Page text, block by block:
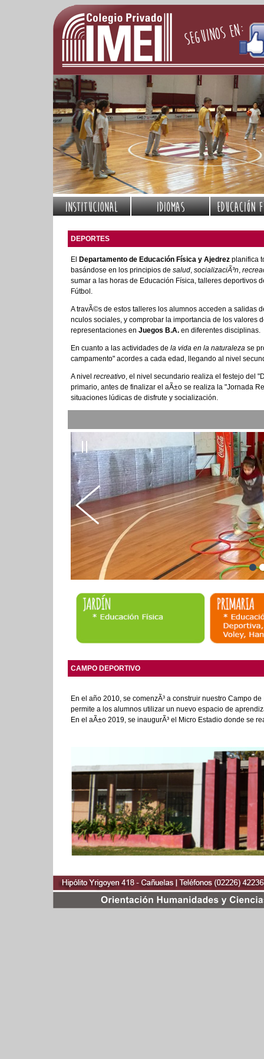
DEPORTES
El Departamento de Educación Física y Ajedrez planifica
basándose en los principios de salud, socializaciÃ³n,
sumar a las horas de Educación Física, talleres deportivos
Fútbol.
A travÃ©s de estos talleres los alumnos acceden a salidas
nculos sociales, y comprobar la importancia de los valores
representaciones en Juegos B.A. en diferentes disciplinas.
En cuanto a las actividades de la vida en la naturaleza se
campamento" acordes a cada edad, llegando al nivel
A nivel recreativo, el nivel secundario realiza el festejo del
primario, antes de finalizar el aÃ±o se realiza la "Jornada
situaciones lúdicas de disfrute y socialización.
CAMPO DEPORTIVO
En el año 2010, se comenzÃ³ a construir nuestro Campo
permite a los alumnos utilizar un nuevo espacio de
En el aÃ±o 2019, se inaugurÃ³ el Micro Estadio donde se